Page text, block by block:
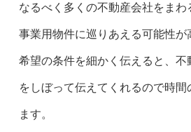
なるべく多くの不動産会社をまわ
事業用物件に巡りあえる可能性が
希望の条件を細かく伝えると、不
をしぼって伝えてくれるので時間
ます。